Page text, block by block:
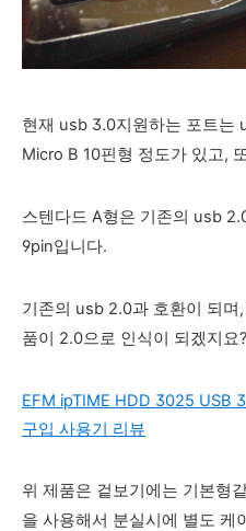
현재 usb 3.0지원하는 포트는
Micro B 10핀형 정도가 있고,
스텐다드 A형은 기존의 usb
9pin입니다.
기존의 usb 2.0과 호환이 되
품이 2.0으로 인식이 되겠지요?
EFM ipTIME HDD 3025 USB
구입 사용기 리뷰
위 제품은 겉보기에는 기본형
을 사용해서 분실시에 별도 케